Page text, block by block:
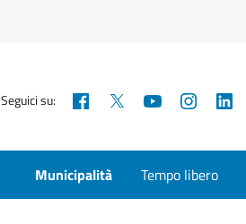
Seguici su: Facebook YouTube
Municipalità Tempo libero